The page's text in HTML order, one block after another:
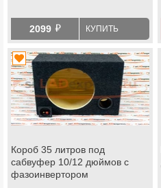
2099 й КУПИТЬ
Короб 35 литров под
сабвуфер 10/12 дюймов с
фазоинвертором